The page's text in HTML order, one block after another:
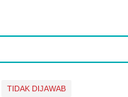
TIDAK DIJAWAB